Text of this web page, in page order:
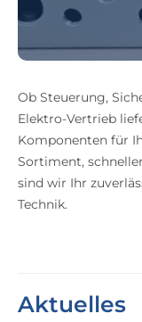
Ob Steuerung,
Elektro-Vertrieb
Komponenten für
Sortiment,
sind wir Ihr
Technik.
Aktuelles